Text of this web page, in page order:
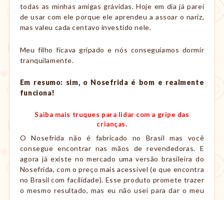
todas as minhas amigas grávidas. Hoje em dia já parei
de usar com ele porque ele aprendeu a assoar o nariz,
mas valeu cada centavo investido nele.
Meu filho ficava gripado e nós conseguíamos dormir
tranquilamente.
Em resumo: sim, o Nosefrida é bom e realmente
funciona!
Saiba mais truques para lidar com a gripe das
crianças.
O Nosefrida não é fabricado no Brasil mas você
consegue encontrar nas mãos de revendedoras. E
agora já existe no mercado uma versão brasileira do
Nosefrida, com o preço mais acessível (e que encontra
no Brasil com facilidade). Esse produto promete trazer
o mesmo resultado, mas eu não usei para dar o meu